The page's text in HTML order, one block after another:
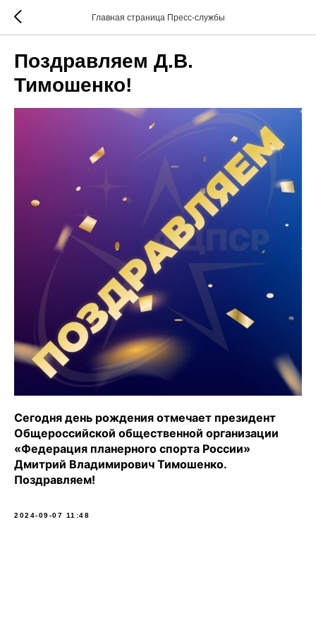
Главная страница Пресс-службы
Поздравляем Д.В.
Тимошенко!
Сегодня день рождения отмечает президент
Общероссийской общественной организации
«Федерация планерного спорта России»
Дмитрий Владимирович Тимошенко.
Поздравляем!
2024-09-07 11:48